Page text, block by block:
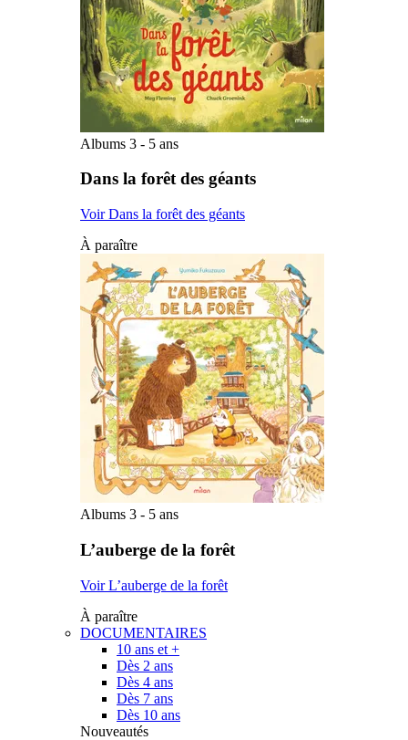
Albums 3 - 5 ans
Dans la forêt des géants
Voir Dans la forêt des géants
À paraître
Albums 3 - 5 ans
L’auberge de la forêt
Voir L’auberge de la forêt
À paraître
DOCUMENTAIRES
10 ans et +
Dès 2 ans
Dès 4 ans
Dès 7 ans
Dès 10 ans
Nouveautés